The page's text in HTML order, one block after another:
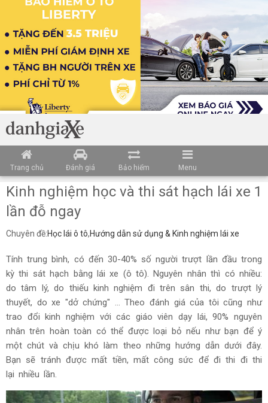
Trang chủ Đánh giá Bảo hiểm Menu
Kinh nghiệm học và thi sát hạch lái xe 1
lần đỗ ngay
Chuyên đề:Học lái ô tô,Hướng dẫn sử dụng & Kinh nghiệm lái xe
Tính trung bình, có đến 30-40% số người trượt lần đầu trong
kỳ thi sát hạch bằng lái xe (ô tô). Nguyên nhân thì có nhiều:
do tâm lý, do thiếu kinh nghiệm đi trên sân thi, do trượt lý
thuyết, do xe "dở chứng" ... Theo đánh giá của tôi cũng như
trao đổi kinh nghiệm với các giáo viên dạy lái, 90% nguyên
nhân trên hoàn toàn có thể được loại bỏ nếu như bạn để ý
một chút và chịu khó làm theo những hướng dẫn dưới đây.
Bạn sẽ tránh được mất tiền, mất công sức để đi thi đi thi
lại nhiều lần.
Loading data ...